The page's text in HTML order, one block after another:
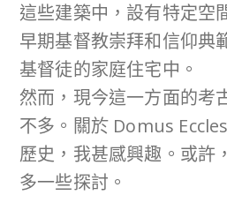
這些建築中，設有特定空
早期基督教崇拜和信仰典
基督徒的家庭住宅中。
然而，現今這一方面的考
不多。關於 Domus
歷史，我甚感興趣。或許
多一些探討。